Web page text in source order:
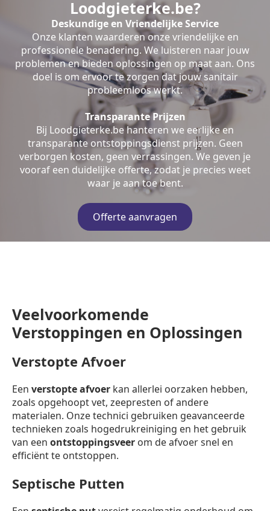
Loodgieterke.be?
Deskundige en Vriendelijke Service
Onze klanten waarderen onze vriendelijke en
professionele benadering. We luisteren naar jouw
problemen en bieden oplossingen op maat aan. Ons
doel is om ervoor te zorgen dat jouw sanitair
probleemloos werkt.
Transparante Prijzen
Bij Loodgieterke.be hanteren we eerlijke en
transparante ontstoppingsdienst prijzen. Geen
verborgen kosten, geen verrassingen. We geven je
vooraf een duidelijke offerte, zodat je precies weet
waar je aan toe bent.
Offerte aanvragen
Veelvoorkomende
Verstoppingen en Oplossingen
Verstopte Afvoer
Een verstopte afvoer kan allerlei oorzaken hebben,
zoals opgehoopt vet, zeepresten of andere
materialen. Onze technici gebruiken geavanceerde
technieken zoals hogedrukreiniging en het gebruik
van een ontstoppingsveer om de afvoer snel en
efficiënt te ontstoppen.
Septische Putten